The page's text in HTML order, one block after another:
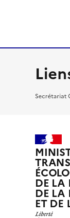
Secrétariat
DE LA
DE LA
ET DE